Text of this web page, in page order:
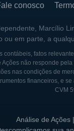
buscando
é seu
em
que não
responsável
conosco
Marcílio
ou em parte, a
fatos
não responde
nas condições de
financeiros, e
CVM
Análise de Ações